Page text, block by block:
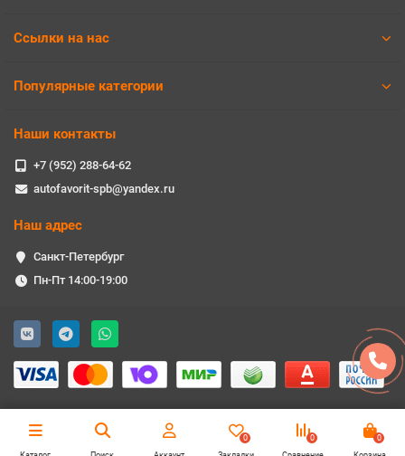
Ссылки на нас
Популярные категории
Наши контакты
+7 (952) 288-64-62
autofavorit-spb@yandex.ru
Наш адрес
Санкт-Петербург
Пн-Пт 14:00-19:00
0
0
0